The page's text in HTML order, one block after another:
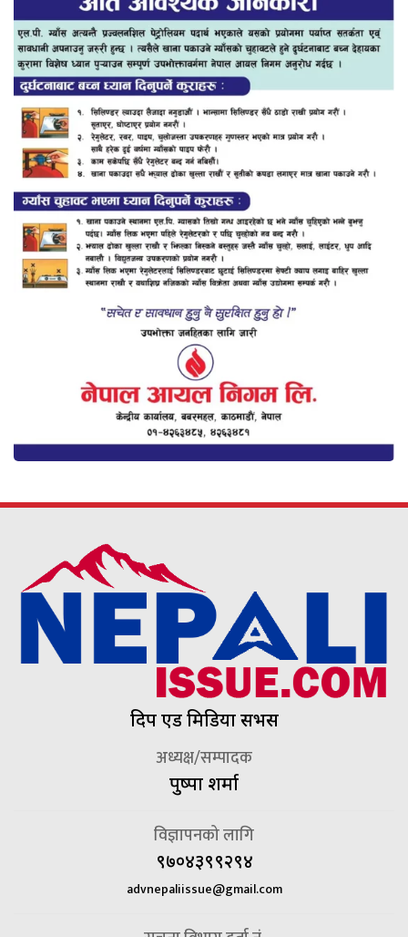
दिप एड मिडिया सर्भिस
अध्यक्ष/सम्पादक
पुष्पा शर्मा
विज्ञापनको लागि
९७०४३९९२९४
advnepaliissue@gmail.com